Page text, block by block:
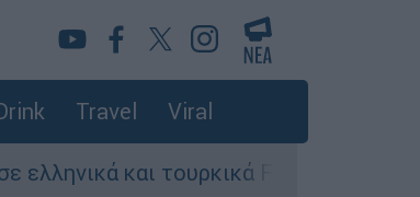
Travel Viral
τουρκικά F-16 Σοκαριστική